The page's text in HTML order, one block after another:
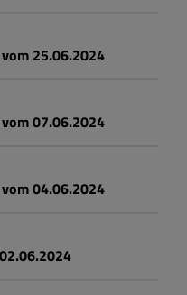
25.06.2024
07.06.2024
04.06.2024